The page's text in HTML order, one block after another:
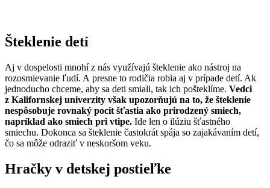
Šteklenie detí
Aj v dospelosti mnohí z nás využívajú šteklenie ako nástroj na
rozosmievanie ľudí. A presne to rodičia robia aj v prípade detí. Ak
jednoducho chceme, aby sa deti smiali, tak ich pošteklíme. Vedci
z Kalifornskej univerzity však upozorňujú na to, že šteklenie
nespôsobuje rovnaký pocit šťastia ako prirodzený smiech,
napríklad ako smiech pri vtipe. Ide len o ilúziu šťastného
smiechu. Dokonca sa šteklenie častokrát spája so zajakávaním detí,
čo sa môže odraziť v neskoršom veku.
Hračky v detskej postieľke